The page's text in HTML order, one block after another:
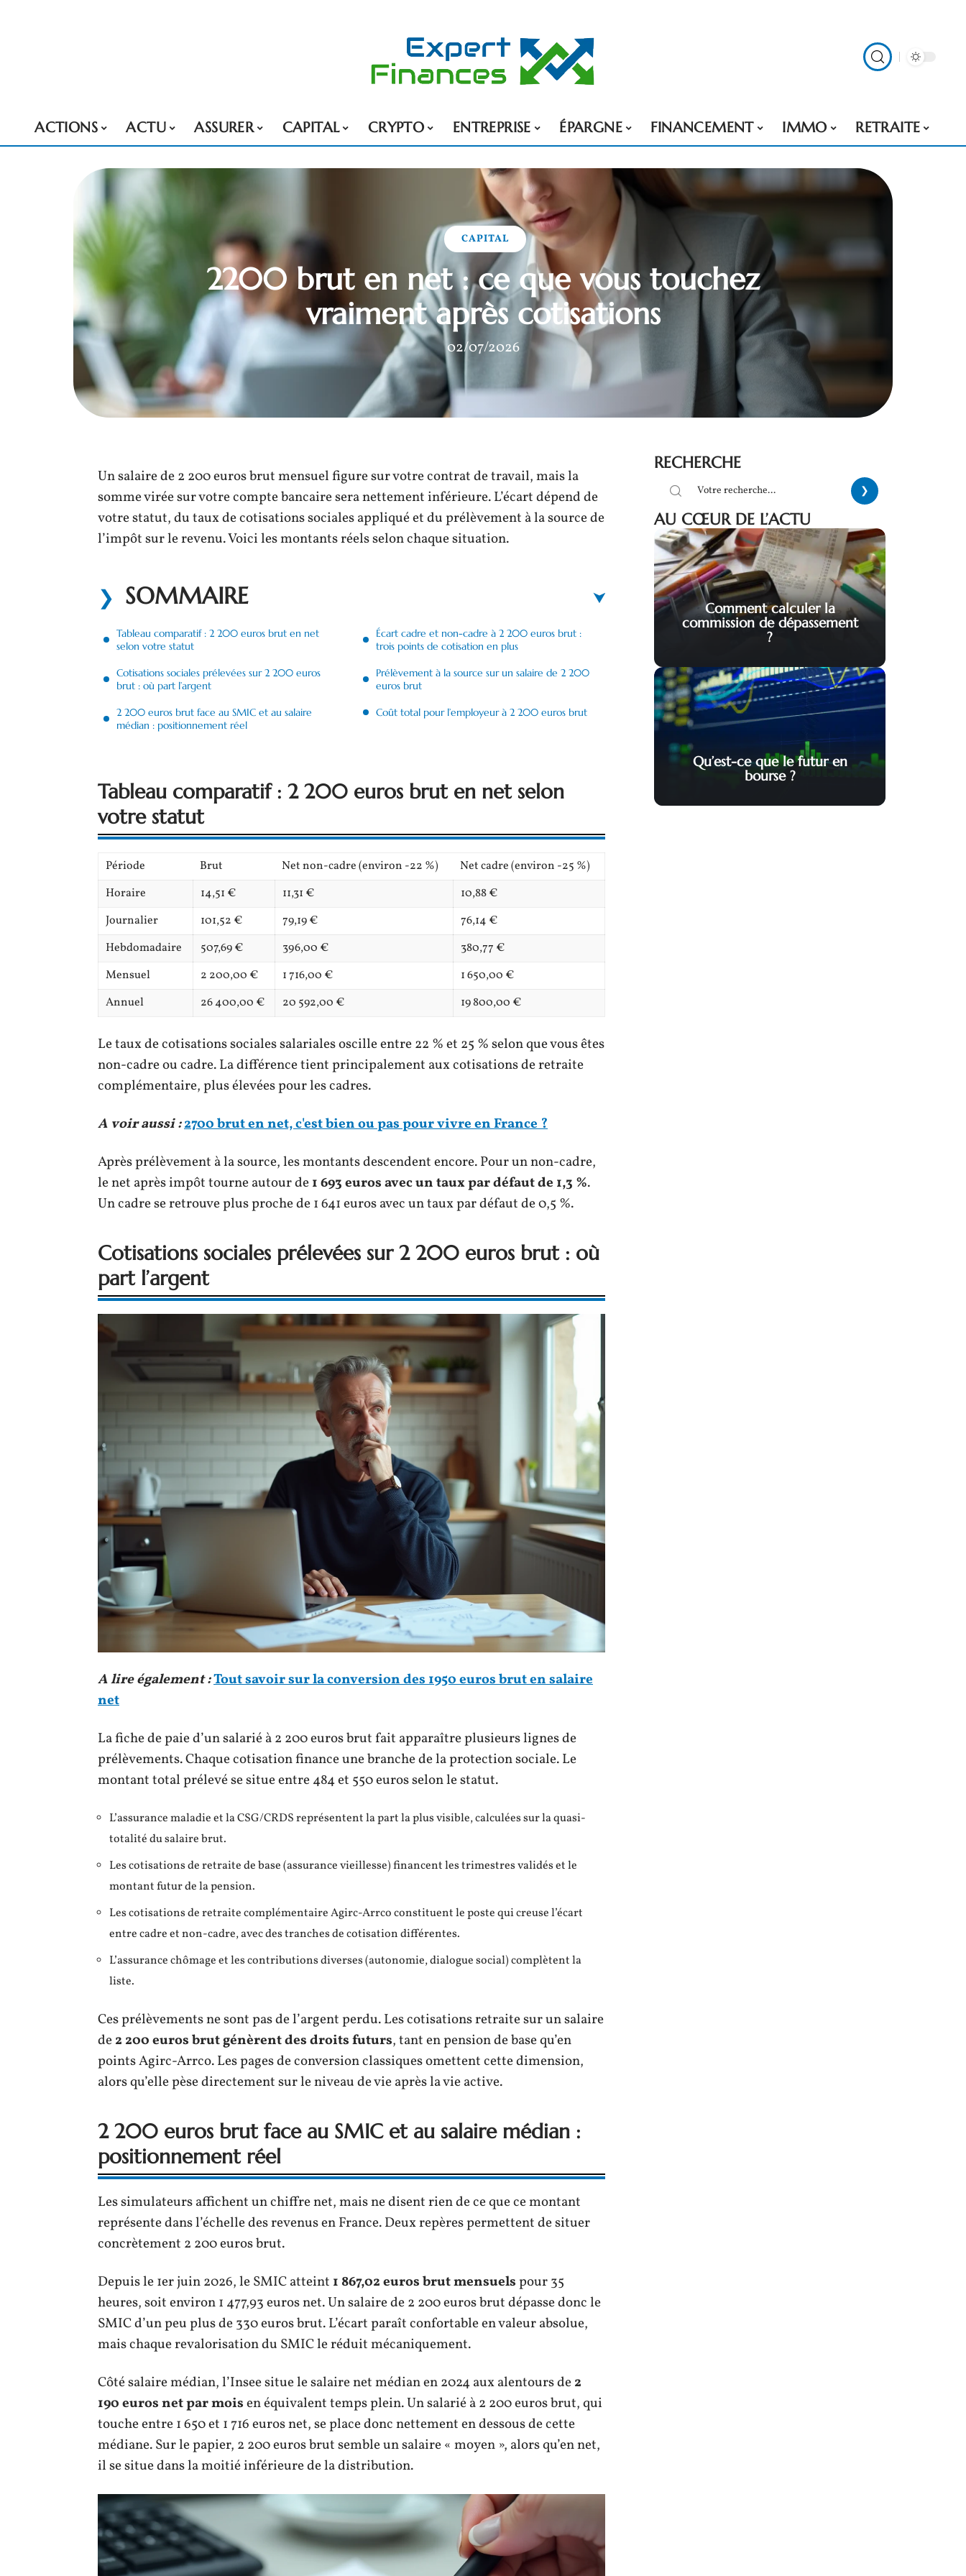
ACTIONS ACTU ASSURER CAPITAL CRYPTO ENTREPRISE ÉPARGNE FINANCEMENT IMMO RETRAITE
CAPITAL
2200 brut en net : ce que vous touchez
vraiment après cotisations
02/07/2026
Un salaire de 2 200 euros brut mensuel figure sur votre contrat de travail, mais la
somme virée sur votre compte bancaire sera nettement inférieure. L’écart dépend de
votre statut, du taux de cotisations sociales appliqué et du prélèvement à la source de
l’impôt sur le revenu. Voici les montants réels selon chaque situation.
SOMMAIRE
Tableau comparatif : 2 200 euros brut en net
selon votre statut
Cotisations sociales prélevées sur 2 200 euros
brut : où part l’argent
2 200 euros brut face au SMIC et au salaire
médian : positionnement réel
Écart cadre et non-cadre à 2 200 euros brut :
trois points de cotisation en plus
Prélèvement à la source sur un salaire de 2 200
euros brut
Coût total pour l’employeur à 2 200 euros brut
Tableau comparatif : 2 200 euros brut en net selon
votre statut
Période Brut Net non-cadre (environ -22 %)
Net cadre (environ -25 %)
Horaire
14,51 € 11,31 €
10,88 €
Journalier
101,52 € 79,19 €
76,14 €
Hebdomadaire
507,69 € 396,00 €
380,77 €
Mensuel
2 200,00 € 1 716,00 €
1 650,00 €
Annuel
26 400,00 € 20 592,00 € 19 800,00 €
Le taux de cotisations sociales salariales oscille entre 22 % et 25 % selon que vous êtes
non-cadre ou cadre. La différence tient principalement aux cotisations de retraite
complémentaire, plus élevées pour les cadres.
A voir aussi :2700 brut en net, c'est bien ou pas pour vivre en France ?
Après prélèvement à la source, les montants descendent encore. Pour un non-cadre,
le net après impôt tourne autour de1 693 euros avec un taux par défaut de 1,3 %.
Un cadre se retrouve plus proche de 1 641 euros avec un taux par défaut de 0,5 %.
Cotisations sociales prélevées sur 2 200 euros brut : où
part l’argent
A lire également :Tout savoir sur la conversion des 1950 euros brut en salaire
net
La fiche de paie d’un salarié à 2 200 euros brut fait apparaître plusieurs lignes de
prélèvements. Chaque cotisation finance une branche de la protection sociale. Le
montant total prélevé se situe entre 484 et 550 euros selon le statut.
L’assurance maladie et la CSG/CRDS représentent la part la plus visible, calculées sur la quasi-
totalité du salaire brut.
Les cotisations de retraite de base (assurance vieillesse) financent les trimestres validés et le
montant futur de la pension.
Les cotisations de retraite complémentaire Agirc-Arrco constituent le poste qui creuse l’écart
entre cadre et non-cadre, avec des tranches de cotisation différentes.
L’assurance chômage et les contributions diverses (autonomie, dialogue social) complètent la
liste.
Ces prélèvements ne sont pas de l’argent perdu. Les cotisations retraite sur un salaire
de2 200 euros brut génèrent des droits futurs, tant en pension de base qu’en
points Agirc-Arrco. Les pages de conversion classiques omettent cette dimension,
alors qu’elle pèse directement sur le niveau de vie après la vie active.
2 200 euros brut face au SMIC et au salaire médian :
positionnement réel
Les simulateurs affichent un chiffre net, mais ne disent rien de ce que ce montant
représente dans l’échelle des revenus en France. Deux repères permettent de situer
concrètement 2 200 euros brut.
Depuis le 1er juin 2026, le SMIC atteint 1 867,02 euros brut mensuelspour 35
heures, soit environ 1 477,93 euros net. Un salaire de 2 200 euros brut dépasse donc le
SMIC d’un peu plus de 330 euros brut. L’écart paraît confortable en valeur absolue,
mais chaque revalorisation du SMIC le réduit mécaniquement.
Côté salaire médian, l’Insee situe le salaire net médian en 2024 aux alentours de2
190 euros net par moisen équivalent temps plein. Un salarié à 2 200 euros brut, qui
touche entre 1 650 et 1 716 euros net, se place donc nettement en dessous de cette
médiane. Sur le papier, 2 200 euros brut semble un salaire « moyen », alors qu’en net,
il se situe dans la moitié inférieure de la distribution.
RECHERCHE
AU CŒUR DE L’ACTU
Comment calculer la
commission de dépassement
?
Qu’est-ce que le futur en
bourse ?